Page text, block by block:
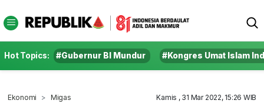
Hot Topics: #Gubernur BI Mundur #Kongres Umat Islam
Ekonomi Migas Kamis , 31 Mar 2022, 15:26 WIB